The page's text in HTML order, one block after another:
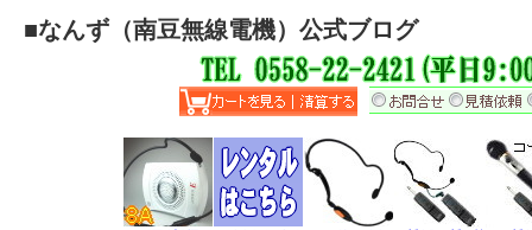
■なんず（南豆無線電機）公式ブログ